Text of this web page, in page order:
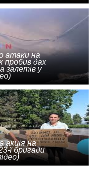
атаки на
пробив дах
залетів у
акція на
ї бригади